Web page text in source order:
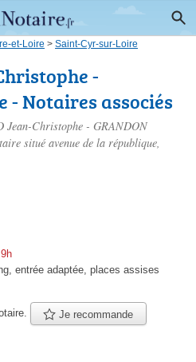
et-Loire > Saint-Cyr-sur-Loire
-
- Notaires associés
Jean-Christophe - GRANDON
situé avenue de la république,
entrée adaptée, places assises
Je recommande